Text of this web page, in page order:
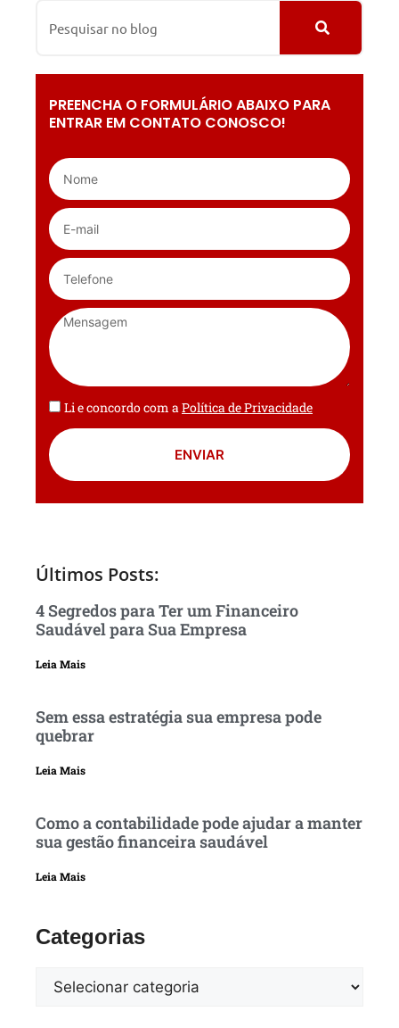
PREENCHA O FORMULÁRIO ABAIXO PARA
ENTRAR EM CONTATO CONOSCO!
Li e concordo com aPolítica de Privacidade
ENVIAR
Últimos Posts:
4 Segredos para Ter um Financeiro
Saudável para Sua Empresa
Leia Mais
Sem essa estratégia sua empresa pode
quebrar
Leia Mais
Como a contabilidade pode ajudar a manter
sua gestão financeira saudável
Leia Mais
Categorias